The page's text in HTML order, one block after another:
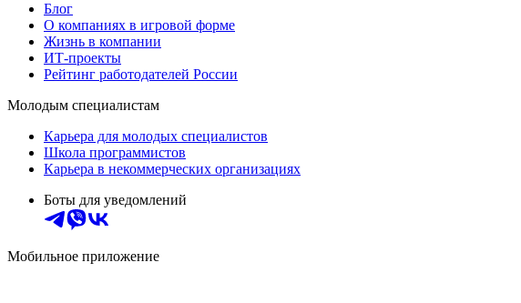
Блог
О компаниях в игровой форме
Жизнь в компании
ИТ-проекты
Рейтинг работодателей России
Молодым специалистам
Карьера для молодых специалистов
Школа программистов
Карьера в некоммерческих организациях
Боты для уведомлений
Мобильное приложение